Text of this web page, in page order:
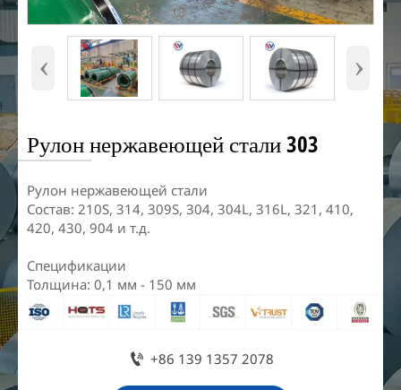
‹ ›
Рулон нержавеющей стали 303
Рулон нержавеющей стали
Состав: 210S, 314, 309S, 304, 304L, 316L, 321, 410,
420, 430, 904 и т.д.
Спецификации
Толщина: 0,1 мм - 150 мм
 +86 139 1357 2078